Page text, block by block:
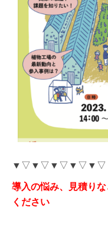
導入の悩み、見積り
ください